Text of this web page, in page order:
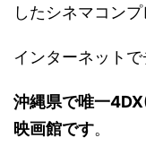
したシネマコン
インターネットで
沖縄県で唯一
映画館です。